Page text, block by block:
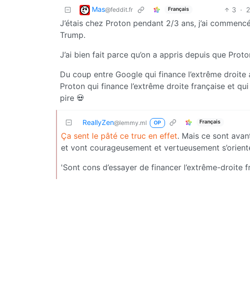
Mas@feddit.fr Français 3 ·
J’étais chez Proton pendant 2/3 ans, j’ai
Trump.
J’ai bien fait parce qu’on a appris depuis que
Du coup entre Google qui finance l’extrême
Proton qui finance l’extrême droite française et
pire 💀
ReallyZen@lemmy.ml OP Français
Ça sent le pâté ce truc en effet. Mais ce sont
et vont courageusement et vertueusement
'Sont cons d’essayer de financer l’extrême-droite